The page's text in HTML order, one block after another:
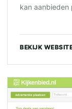
kan aanbieden
BEKIJK